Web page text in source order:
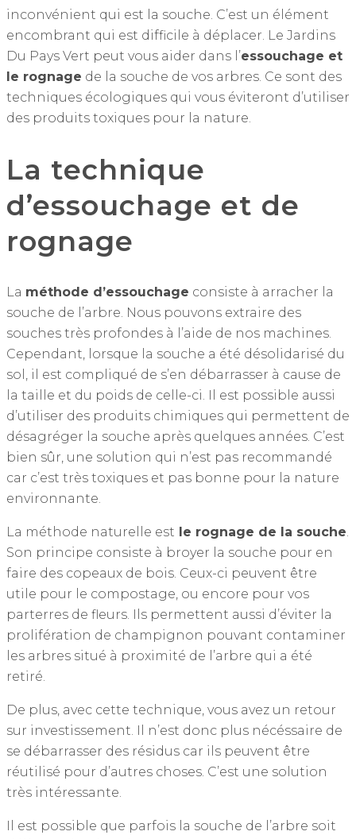
inconvénient qui est la souche. C’est un élément
encombrant qui est difficile à déplacer. Le Jardins
Du Pays Vert peut vous aider dans l’essouchage et
le rognage de la souche de vos arbres. Ce sont des
techniques écologiques qui vous éviteront d’utiliser
des produits toxiques pour la nature.
La technique
d’essouchage et de
rognage
La méthode d’essouchage consiste à arracher la
souche de l’arbre. Nous pouvons extraire des
souches très profondes à l’aide de nos machines.
Cependant, lorsque la souche a été désolidarisé du
sol, il est compliqué de s’en débarrasser à cause de
la taille et du poids de celle-ci. Il est possible aussi
d’utiliser des produits chimiques qui permettent de
désagréger la souche après quelques années. C’est
bien sûr, une solution qui n’est pas recommandé
car c’est très toxiques et pas bonne pour la nature
environnante.
La méthode naturelle est le rognage de la souche.
Son principe consiste à broyer la souche pour en
faire des copeaux de bois. Ceux-ci peuvent être
utile pour le compostage, ou encore pour vos
parterres de fleurs. Ils permettent aussi d’éviter la
prolifération de champignon pouvant contaminer
les arbres situé à proximité de l’arbre qui a été
retiré.
De plus, avec cette technique, vous avez un retour
sur investissement. Il n’est donc plus nécéssaire de
se débarrasser des résidus car ils peuvent être
réutilisé pour d’autres choses. C’est une solution
très intéressante.
Il est possible que parfois la souche de l’arbre soit